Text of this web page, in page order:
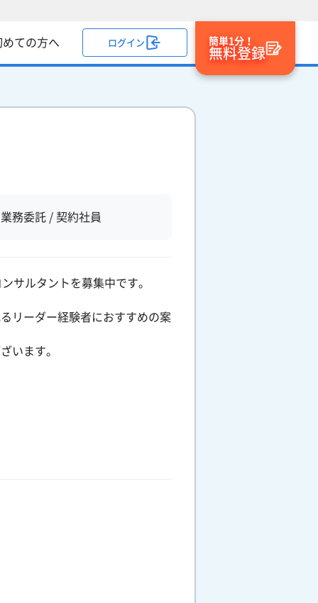
めての方へ ログイン 簡単1分！
無料登録
業務委託 / 契約社員
サルタントを募集中です。
リーダー経験者におすすめの案
います。